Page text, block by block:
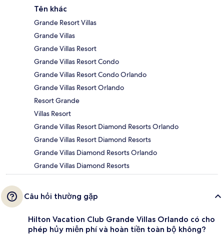
Tên khác
Grande Resort Villas
Grande Villas
Grande Villas Resort
Grande Villas Resort Condo
Grande Villas Resort Condo Orlando
Grande Villas Resort Orlando
Resort Grande
Villas Resort
Grande Villas Resort Diamond Resorts Orlando
Grande Villas Resort Diamond Resorts
Grande Villas Diamond Resorts Orlando
Grande Villas Diamond Resorts
Câu hỏi thường gặp
Hilton Vacation Club Grande Villas Orlando có cho
phép hủy miễn phí và hoàn tiền toàn bộ không?